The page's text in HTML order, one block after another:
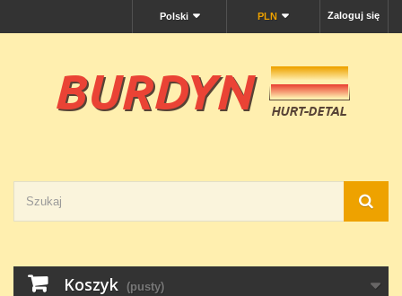
Zaloguj się
PLN
Polski
Koszyk (pusty)